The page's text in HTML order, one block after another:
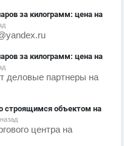
за килограмм: цена на
за килограмм: цена на
деловые партнеры на
строящимся объектом на
центра на